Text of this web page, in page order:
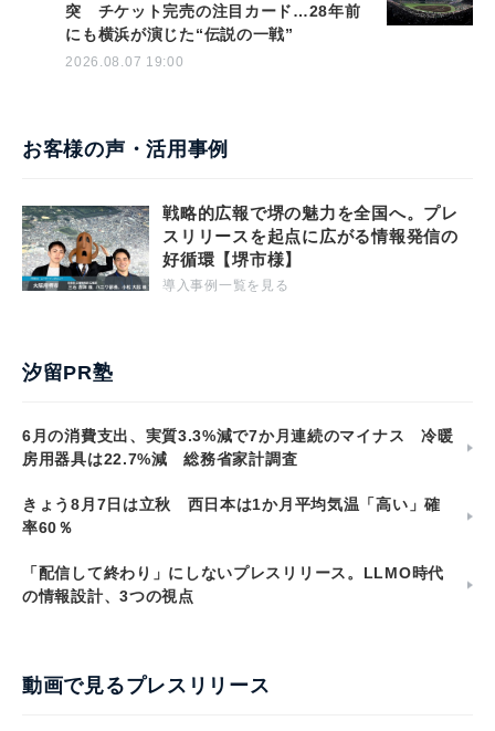
突 チケット完売の注目カード…28年前
にも横浜が演じた“伝説の一戦”
2026.08.07 19:00
お客様の声・活用事例
戦略的広報で堺の魅力を全国へ。プレ
スリリースを起点に広がる情報発信の
好循環【堺市様】
導入事例一覧を見る
汐留PR塾
6月の消費支出、実質3.3%減で7か月連続のマイナス 冷暖
房用器具は22.7%減 総務省家計調査
きょう8月7日は立秋 西日本は1か月平均気温「高い」確
率60％
「配信して終わり」にしないプレスリリース。LLMO時代
の情報設計、3つの視点
動画で見るプレスリリース